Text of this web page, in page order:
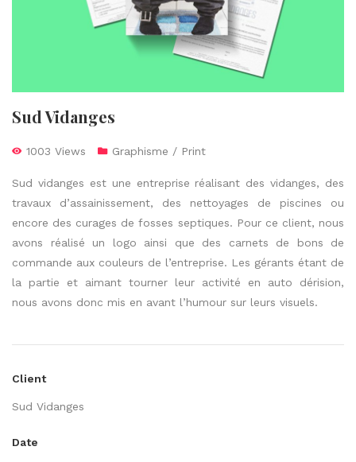
Sud Vidanges
1003 Views Graphisme / Print
Sud vidanges est une entreprise réalisant des vidanges, des
travaux d’assainissement, des nettoyages de piscines ou
encore des curages de fosses septiques. Pour ce client, nous
avons réalisé un logo ainsi que des carnets de bons de
commande aux couleurs de l’entreprise. Les gérants étant de
la partie et aimant tourner leur activité en auto dérision,
nous avons donc mis en avant l’humour sur leurs visuels.
Client
Sud Vidanges
Date